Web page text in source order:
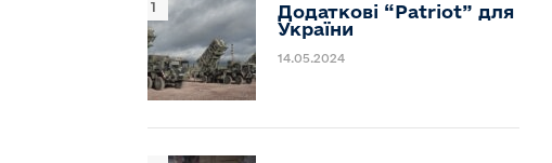
Додаткові “Patriot” для
України
14.05.2024